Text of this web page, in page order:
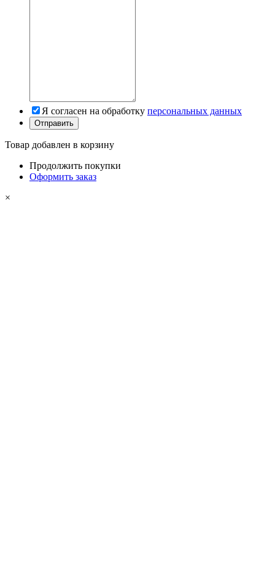
Я согласен на обработку персональных данных
Товар добавлен в корзину
Продолжить покупки
Оформить заказ
×